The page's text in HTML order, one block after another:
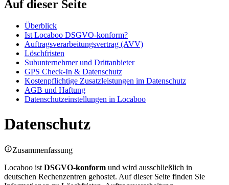
Auf dieser Seite
Überblick
Ist Locaboo DSGVO-konform?
Auftragsverarbeitungsvertrag (AVV)
Löschfristen
Subunternehmer und Drittanbieter
GPS Check-In & Datenschutz
Kostenpflichtige Zusatzleistungen im Datenschutz
AGB und Haftung
Datenschutzeinstellungen in Locaboo
Datenschutz
Zusammenfassung
Locaboo ist DSGVO-konform und wird ausschließlich in
deutschen Rechenzentren gehostet. Auf dieser Seite finden Sie